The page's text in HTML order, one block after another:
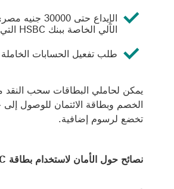
الإيداع
الآلي الخاصة ببنك HSBC التي تدعم الإيداع النقدي
طلب تفعيل الحسابات الخاملة
يمكن لحاملي البطاقات سحب النقد
تخضع لرسوم إضافية.
نصائح حول الأمان لاستخدام بطاقة HSBC في أي جهاز صراف آلي